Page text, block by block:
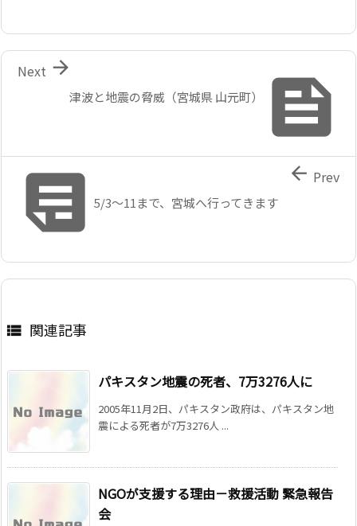

津波と地震の脅威（宮城県 山元町）

Next
5/3～11まで、宮城へ行ってきます
 Prev
 関連記事
パキスタン地震の死者、7万3276人に
2005年11月2日、パキスタン政府は、パキスタン地
震による死者が7万3276人 ...
NGOが支援する理由－救援活動 緊急報告
会